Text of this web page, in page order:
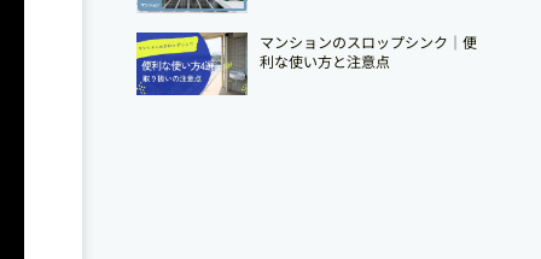
マンションのスロップシンク│便
利な使い方と注意点